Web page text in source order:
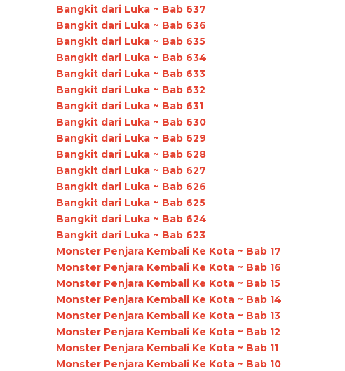
Bangkit dari Luka ~ Bab 637
Bangkit dari Luka ~ Bab 636
Bangkit dari Luka ~ Bab 635
Bangkit dari Luka ~ Bab 634
Bangkit dari Luka ~ Bab 633
Bangkit dari Luka ~ Bab 632
Bangkit dari Luka ~ Bab 631
Bangkit dari Luka ~ Bab 630
Bangkit dari Luka ~ Bab 629
Bangkit dari Luka ~ Bab 628
Bangkit dari Luka ~ Bab 627
Bangkit dari Luka ~ Bab 626
Bangkit dari Luka ~ Bab 625
Bangkit dari Luka ~ Bab 624
Bangkit dari Luka ~ Bab 623
Monster Penjara Kembali Ke Kota ~ Bab 17
Monster Penjara Kembali Ke Kota ~ Bab 16
Monster Penjara Kembali Ke Kota ~ Bab 15
Monster Penjara Kembali Ke Kota ~ Bab 14
Monster Penjara Kembali Ke Kota ~ Bab 13
Monster Penjara Kembali Ke Kota ~ Bab 12
Monster Penjara Kembali Ke Kota ~ Bab 11
Monster Penjara Kembali Ke Kota ~ Bab 10